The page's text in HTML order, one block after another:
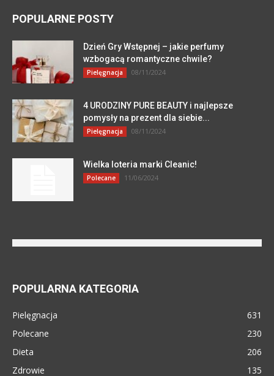
POPULARNE POSTY
Dzień Gry Wstępnej – jakie perfumy
wzbogacą romantyczne chwile?
Pielęgnacja 08/11/2024
4 URODZINY PURE BEAUTY i najlepsze
pomysły na prezent dla siebie...
Pielęgnacja 08/11/2024
Wielka loteria marki Cleanic!
Polecane 11/06/2024
POPULARNA KATEGORIA
Pielęgnacja
631
Polecane
230
Dieta
206
Zdrowie
135